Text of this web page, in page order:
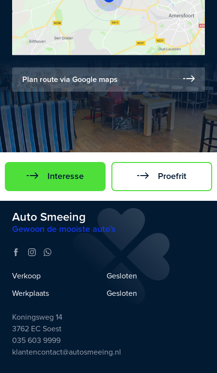
Plan route via Google maps
Interesse Proefrit
Auto Smeeing
Gewoon de mooiste auto’s
Verkoop
Gesloten
Werkplaats
Gesloten
Koningsweg 14
3762 EC Soest
035 603 9999
klantencontact@autosmeeing.nl